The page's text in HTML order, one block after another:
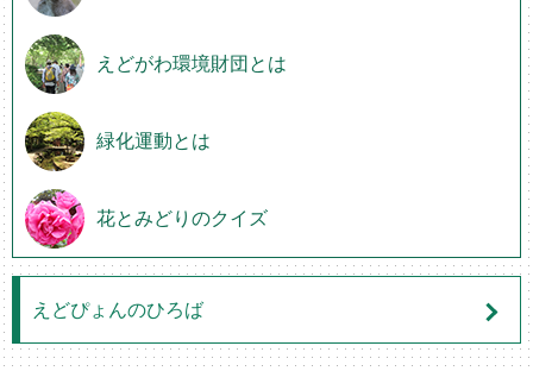
えどがわ環境財団とは
緑化運動とは
花とみどりのクイズ
えどぴょんのひろば